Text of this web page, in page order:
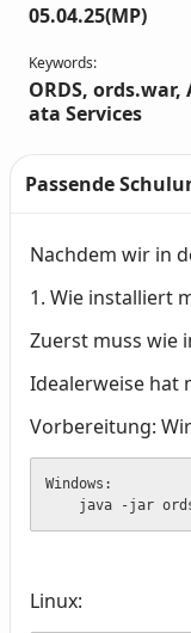
05.04.25(MP)
Keywords:
ORDS, ords.war,
ata Services
Passende
Text
Nachdem wir in
1. Wie installiert
Zuerst muss wie
Idealerweise hat
Vorbereitung:
Windows:
java -jar
Linux: